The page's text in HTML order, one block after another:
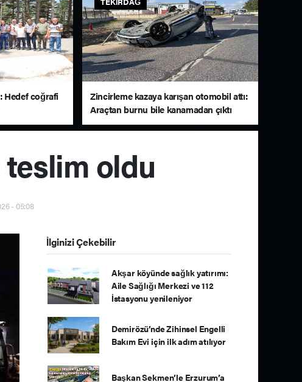
Hedef coğrafi
Zincirleme kazaya karışan otomobil attı:
Araçtan burnu bile kanamadan çıktı
teslim oldu
- 05:08
İlginizi Çekebilir
Akşar köyünde sağlık yatırımı:
Aile Sağlığı Merkezi ve 112
İstasyonu yenileniyor
Demirözü’nde Zihinsel Engelli
Bakım Evi için ilk adım atılıyor
Başkan Sekmen’le Erzurum’a